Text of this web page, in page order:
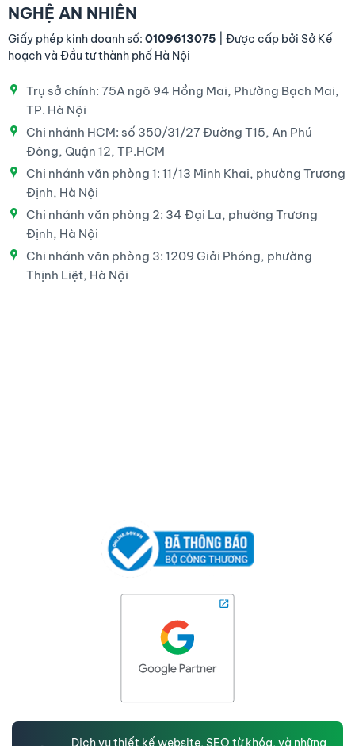
NGHỆ AN NHIÊN
Giấy phép kinh doanh số: 0109613075 | Được cấp bởi Sở Kế
hoạch và Đầu tư thành phố Hà Nội
Trụ sở chính: 75A ngõ 94 Hồng Mai, Phường Bạch Mai,
TP. Hà Nội
Chi nhánh HCM: số 350/31/27 Đường T15, An Phú
Đông, Quận 12, TP.HCM
Chi nhánh văn phòng 1: 11/13 Minh Khai, phường Trương
Định, Hà Nội
Chi nhánh văn phòng 2: 34 Đại La, phường Trương
Định, Hà Nội
Chi nhánh văn phòng 3: 1209 Giải Phóng, phường
Thịnh Liệt, Hà Nội
Dịch vụ thiết kế website, SEO từ khóa, và những